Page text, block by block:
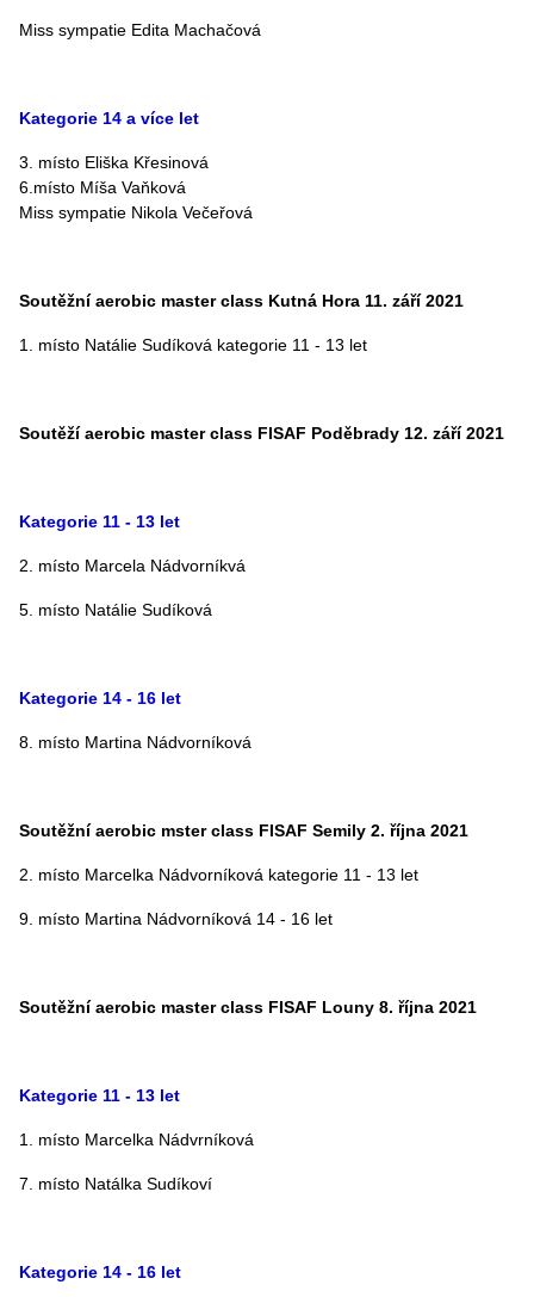
Miss sympatie Edita Machačová
Kategorie 14 a více let
3. místo Eliška Křesinová
6.místo Míša Vaňková
Miss sympatie Nikola Večeřová
Soutěžní aerobic master class Kutná Hora 11. září 2021
1. místo Natálie Sudíková kategorie 11 - 13 let
Soutěží aerobic master class FISAF Poděbrady 12. září 2021
Kategorie 11 - 13 let
2. místo Marcela Nádvorníkvá
5. místo Natálie Sudíková
Kategorie 14 - 16 let
8. místo Martina Nádvorníková
Soutěžní aerobic mster class FISAF Semily 2. října 2021
2. místo Marcelka Nádvorníková kategorie 11 - 13 let
9. místo Martina Nádvorníková 14 - 16 let
Soutěžní aerobic master class FISAF Louny 8. října 2021
Kategorie 11 - 13 let
1. místo Marcelka Nádvrníková
7. místo Natálka Sudíkoví
Kategorie 14 - 16 let